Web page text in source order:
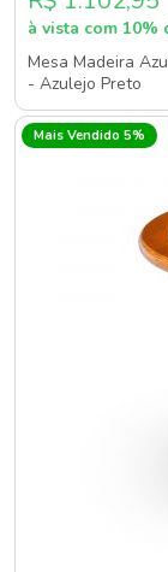
à vista com 10%
Mesa Madeira
- Azulejo Preto
Mais Vendido 5%